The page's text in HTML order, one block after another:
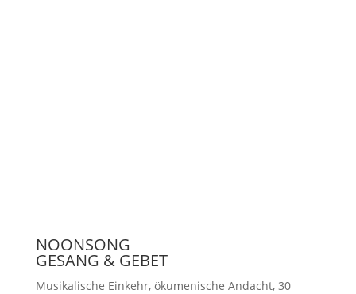
NOONSONG
GESANG & GEBET
Musikalische Einkehr, ökumenische Andacht, 30